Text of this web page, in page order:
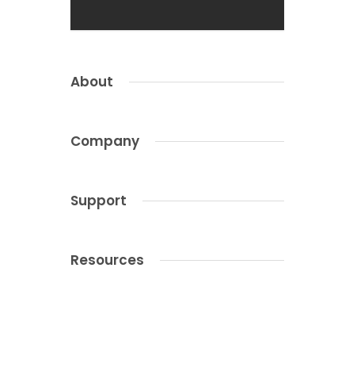
About
Company
Support
Resources